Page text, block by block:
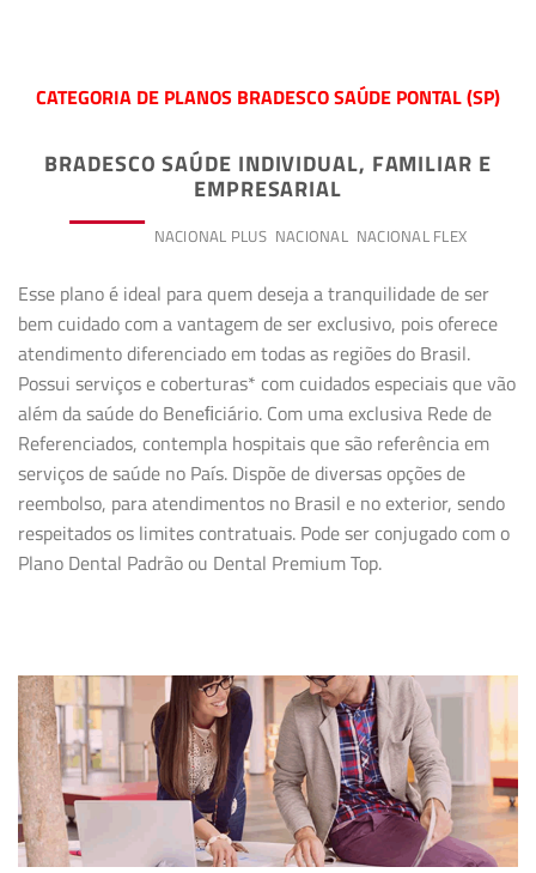
CATEGORIA DE PLANOS BRADESCO SAÚDE PONTAL (SP)
BRADESCO SAÚDE INDIVIDUAL, FAMILIAR E
EMPRESARIAL
NACIONAL PLUS NACIONAL NACIONAL FLEX
Esse plano é ideal para quem deseja a tranquilidade de ser
bem cuidado com a vantagem de ser exclusivo, pois oferece
atendimento diferenciado em todas as regiões do Brasil.
Possui serviços e coberturas* com cuidados especiais que vão
além da saúde do Beneﬁciário. Com uma exclusiva Rede de
Referenciados, contempla hospitais que são referência em
serviços de saúde no País. Dispõe de diversas opções de
reembolso, para atendimentos no Brasil e no exterior, sendo
respeitados os limites contratuais. Pode ser conjugado com o
Plano Dental Padrão ou Dental Premium Top.